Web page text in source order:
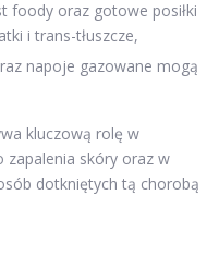
foody oraz gotowe posiłki
i trans-tłuszcze,
napoje gazowane mogą
kluczową rolę w
skóry oraz w
dotkniętych tą chorobą